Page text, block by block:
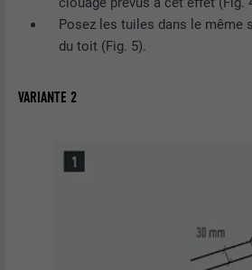
Posez les tuiles dans le même
du toit (Fig. 5).
VARIANTE 2